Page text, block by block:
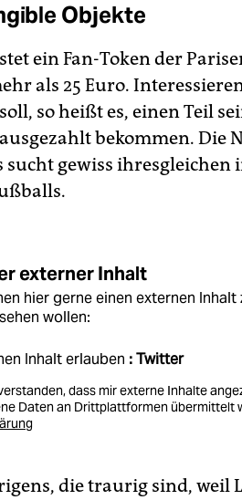
Objekte
ein Fan-Token der
als 25 Euro.
so heißt es, einen Teil
bekommen. Die
sucht gewiss ihresgleichen
externer Inhalt
hier gerne einen externen
wollen:
Inhalt erlauben : Twitter
dass mir externe Inhalte
Daten an Drittplattformen übermittelt
die traurig sind, weil